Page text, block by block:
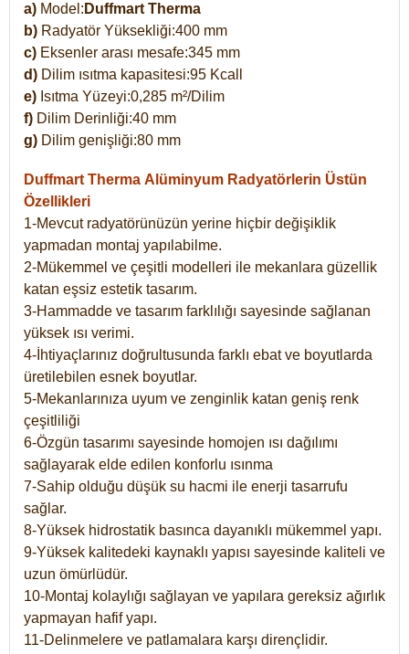
a) Model: Duffmart Therma
b) Radyatör Yüksekliği:400 mm
c) Eksenler arası mesafe:345 mm
d) Dilim ısıtma kapasitesi:95 Kcall
e) Isıtma Yüzeyi:0,285 m²/Dilim
f) Dilim Derinliği:40 mm
g) Dilim genişliği:80 mm
Duffmart Therma Alüminyum Radyatörlerin Üstün
Özellikleri
1-Mevcut radyatörünüzün yerine hiçbir değişiklik
yapmadan montaj yapılabilme.
2-Mükemmel ve çeşitli modelleri ile mekanlara güzellik
katan eşsiz estetik tasarım.
3-Hammadde ve tasarım farklılığı sayesinde sağlanan
yüksek ısı verimi.
4-İhtiyaçlarınız doğrultusunda farklı ebat ve boyutlarda
üretilebilen esnek boyutlar.
5-Mekanlarınıza uyum ve zenginlik katan geniş renk
çeşitliliği
6-Özgün tasarımı sayesinde homojen ısı dağılımı
sağlayarak elde edilen konforlu ısınma
7-Sahip olduğu düşük su hacmi ile enerji tasarrufu
sağlar.
8-Yüksek hidrostatik basınca dayanıklı mükemmel yapı.
9-Yüksek kalitedeki kaynaklı yapısı sayesinde kaliteli ve
uzun ömürlüdür.
10-Montaj kolaylığı sağlayan ve yapılara gereksiz ağırlık
yapmayan hafif yapı.
11-Delinmelere ve patlamalara karşı dirençlidir.